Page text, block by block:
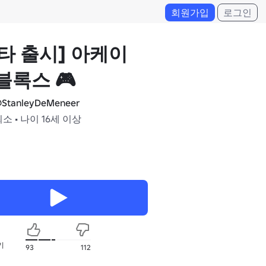
회원가입 로그인
출시] 아케이
록스 🎮
• 나이 16세 이상
93 112